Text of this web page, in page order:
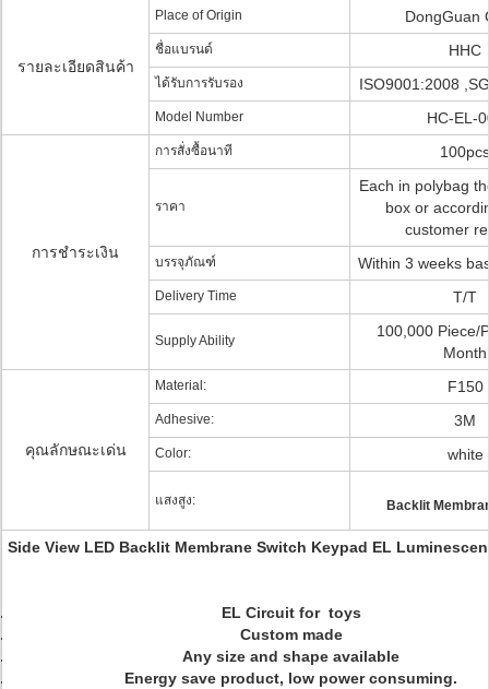
รายละเอียดสินค้า
Place of Origin DongGuan
ชื่อแบรนด์ HHC
ได้รับการรับรอง ISO9001:2008
Model Number HC-EL-
การชำระเงิน
การสั่งซื้อนาที 100pcs
ราคา
Each in polybag
box or
customer
บรรจุภัณฑ์ Within 3 weeks
Delivery Time T/T
Supply Ability
100,000 Piece/
Month
คุณลักษณะเด่น
Material: F150
Adhesive: 3M
Color: white
แสงสูง: Backlit
Side View LED Backlit Membrane Switch Keypad EL
EL Circuit for toys
Custom made
Any size and shape available
Energy save product, low power consuming.